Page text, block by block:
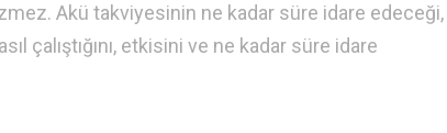
Akü takviyesinin ne kadar süre idare edeceği,
çalıştığını, etkisini ve ne kadar süre idare